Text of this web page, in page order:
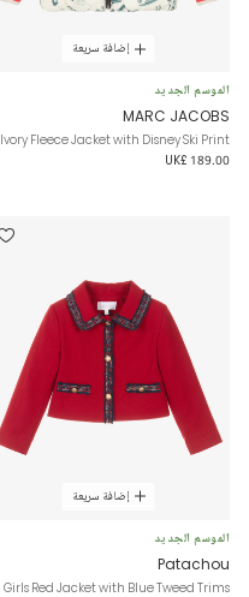
إضافة سريعة
الموسم الجديد
MARC JACOBS
Ivory Fleece Jacket with Disney Ski Print
UK£ 189.00
إضافة سريعة
الموسم الجديد
Patachou
Girls Red Jacket with Blue Tweed Trims